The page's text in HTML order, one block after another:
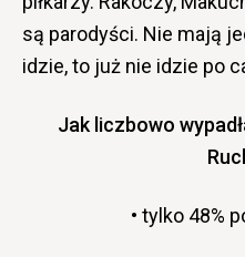
są parodyści. Nie mają
idzie, to już nie idzie po
Jak liczbowo
• tylko 48%